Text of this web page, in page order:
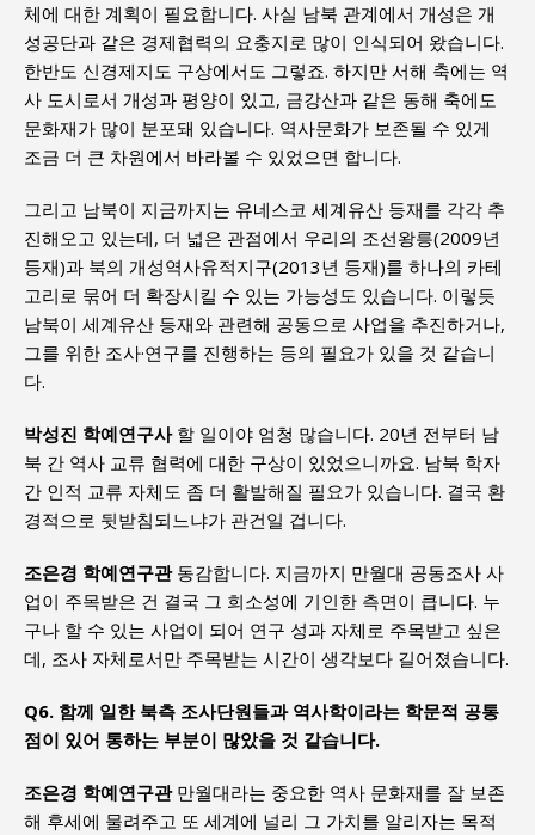
체에 대한 계획이 필요합니다. 사실 남북 관계에서 개성은 개
성공단과 같은 경제협력의 요충지로 많이 인식되어 왔습니다.
한반도 신경제지도 구상에서도 그렇죠. 하지만 서해 축에는 역
사 도시로서 개성과 평양이 있고, 금강산과 같은 동해 축에도
문화재가 많이 분포돼 있습니다. 역사문화가 보존될 수 있게
조금 더 큰 차원에서 바라볼 수 있었으면 합니다.
그리고 남북이 지금까지는 유네스코 세계유산 등재를 각각 추
진해오고 있는데, 더 넓은 관점에서 우리의 조선왕릉(2009년
등재)과 북의 개성역사유적지구(2013년 등재)를 하나의 카테
고리로 묶어 더 확장시킬 수 있는 가능성도 있습니다. 이렇듯
남북이 세계유산 등재와 관련해 공동으로 사업을 추진하거나,
그를 위한 조사·연구를 진행하는 등의 필요가 있을 것 같습니
다.
박성진 학예연구사할 일이야 엄청 많습니다. 20년 전부터 남
북 간 역사 교류 협력에 대한 구상이 있었으니까요. 남북 학자
간 인적 교류 자체도 좀 더 활발해질 필요가 있습니다. 결국 환
경적으로 뒷받침되느냐가 관건일 겁니다.
조은경 학예연구관동감합니다. 지금까지 만월대 공동조사 사
업이 주목받은 건 결국 그 희소성에 기인한 측면이 큽니다. 누
구나 할 수 있는 사업이 되어 연구 성과 자체로 주목받고 싶은
데, 조사 자체로서만 주목받는 시간이 생각보다 길어졌습니다.
Q6. 함께 일한 북측 조사단원들과 역사학이라는 학문적 공통
점이 있어 통하는 부분이 많았을 것 같습니다.
조은경 학예연구관만월대라는 중요한 역사 문화재를 잘 보존
해 후세에 물려주고 또 세계에 널리 그 가치를 알리자는 목적